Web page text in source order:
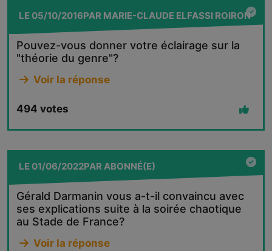
LE05/10/2016PAR MARIE-CLAUDE ELFASSI ROIRON
Pouvez-vous donner votre éclairage sur la
"théorie du genre"?
Voir la réponse
494 votes
LE01/06/2022PARABONNÉ(E)
Gérald Darmanin vous a-t-il convaincu avec
ses explications suite à la soirée chaotique
au Stade de France?
Voir la réponse